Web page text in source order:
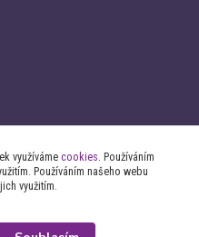
využíváme cookies. Používáním
Používáním našeho webu
využitím.